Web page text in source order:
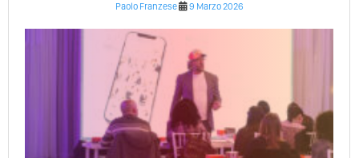
Paolo Franzese 9 Marzo 2026